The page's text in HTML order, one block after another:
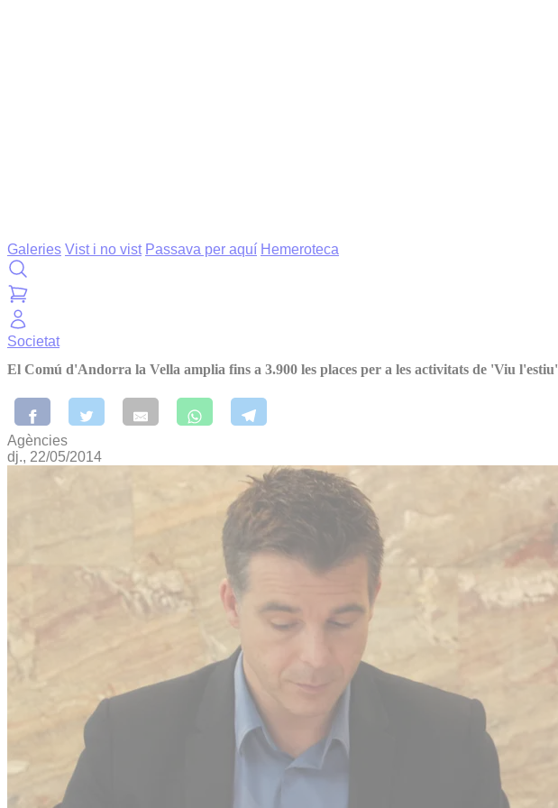
Galeries Vist i no vist Passava per aquí Hemeroteca
Societat
El Comú d'Andorra la Vella amplia fins a 3.900 les places per a les activitats de 'Viu l'estiu'
Agències
dj., 22/05/2014